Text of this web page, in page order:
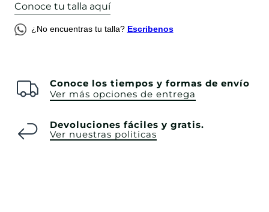
Conoce tu talla aquí
¿No encuentras tu talla? Escribenos
Conoce los tiempos y formas de envío
Ver más opciones de entrega
Devoluciones fáciles y gratis.
Ver nuestras politicas